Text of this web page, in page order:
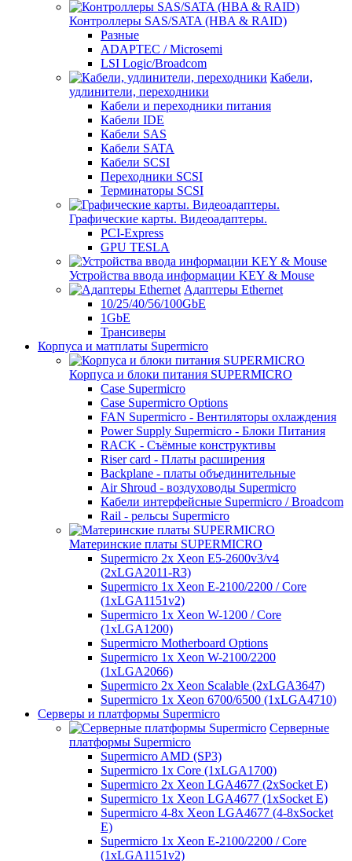
Контроллеры SAS/SATA (HBA & RAID)
Разные
ADAPTEC / Microsemi
LSI Logic/Broadcom
Кабели,
удлинители, переходники
Кабели и переходники питания
Кабели IDE
Кабели SAS
Кабели SATA
Кабели SCSI
Переходники SCSI
Терминаторы SCSI
Графические карты. Видеоадаптеры.
PCI-Express
GPU TESLA
Устройства ввода информации KEY & Mouse
Адаптеры Ethernet
10/25/40/56/100GbE
1GbE
Трансиверы
Корпуса и матплаты Supermicro
Корпуса и блоки питания SUPERMICRO
Case Supermicro
Case Supermicro Options
FAN Supermicro - Вентиляторы охлаждения
Power Supply Supermicro - Блоки Питания
RACK - Съёмные конструктивы
Riser card - Платы расширения
Backplane - платы объединительные
Air Shroud - воздуховоды Supermicro
Кабели интерфейсные Supermicro / Broadcom
Rail - рельсы Supermicro
Материнские платы SUPERMICRO
Supermicro 2x Xeon E5-2600v3/v4
(2xLGA2011-R3)
Supermicro 1x Xeon E-2100/2200 / Core
(1xLGA1151v2)
Supermicro 1x Xeon W-1200 / Core
(1xLGA1200)
Supermicro Motherboard Options
Supermicro 1x Xeon W-2100/2200
(1xLGA2066)
Supermicro 2x Xeon Scalable (2xLGA3647)
Supermicro 1x Xeon 6700/6500 (1xLGA4710)
Серверы и платформы Supermicro
Серверные
платформы Supermicro
Supermicro AMD (SP3)
Supermicro 1x Core (1xLGA1700)
Supermicro 2x Xeon LGA4677 (2xSocket E)
Supermicro 1x Xeon LGA4677 (1xSocket E)
Supermicro 4-8x Xeon LGA4677 (4-8xSocket
E)
Supermicro 1x Xeon E-2100/2200 / Core
(1xLGA1151v2)